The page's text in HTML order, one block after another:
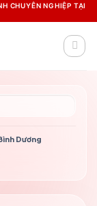
CHUYÊN NGHIỆP TẠI
Dương